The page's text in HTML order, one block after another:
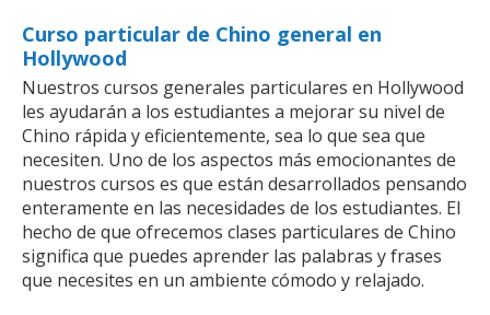
Curso particular de Chino general en
Hollywood
Nuestros cursos generales particulares en Hollywood
les ayudarán a los estudiantes a mejorar su nivel de
Chino rápida y eficientemente, sea lo que sea que
necesiten. Uno de los aspectos más emocionantes de
nuestros cursos es que están desarrollados pensando
enteramente en las necesidades de los estudiantes. El
hecho de que ofrecemos clases particulares de Chino
significa que puedes aprender las palabras y frases
que necesites en un ambiente cómodo y relajado.